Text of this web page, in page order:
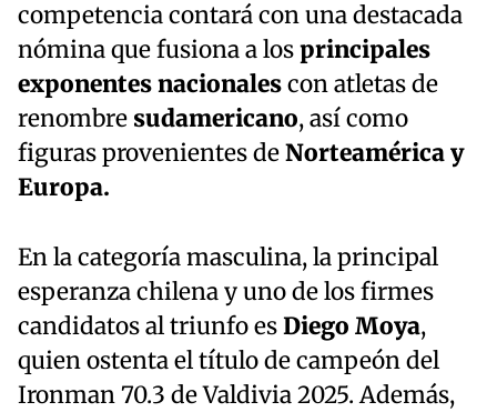
competencia contará con una destacada
nómina que fusiona a losprincipales
exponentes nacionalescon atletas de
renombre sudamericano, así como
figuras provenientes deNorteamérica y
Europa.
En la categoría masculina, la principal
esperanza chilena y uno de los firmes
candidatos al triunfo esDiego Moya,
quien ostenta el título de campeón del
Ironman 70.3 de Valdivia 2025. Además,